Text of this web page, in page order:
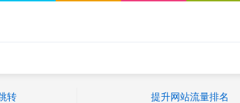
转 提升网站流量排名